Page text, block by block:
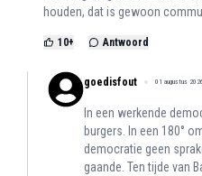
houden, dat is gewoon
10+ Antwoord
goedisfout 01 augustus
In een werkende
burgers. In een 180°
democratie geen
gaande. Ten tijde van